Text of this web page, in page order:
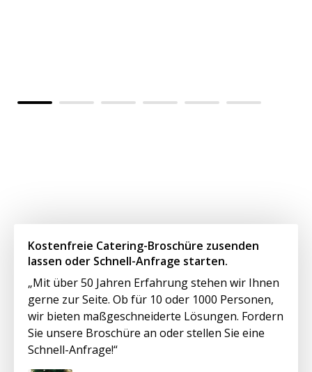
Kostenfreie Catering-Broschüre zusenden
lassen oder Schnell-Anfrage starten.
„Mit über 50 Jahren Erfahrung stehen wir Ihnen
gerne zur Seite. Ob für 10 oder 1000 Personen,
wir bieten maßgeschneiderte Lösungen. Fordern
Sie unsere Broschüre an oder stellen Sie eine
Schnell-Anfrage!“